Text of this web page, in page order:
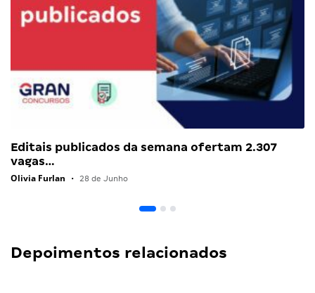
Editais publicados da semana ofertam 2.307
vagas…
Olivia Furlan • 28 de Junho
Depoimentos relacionados